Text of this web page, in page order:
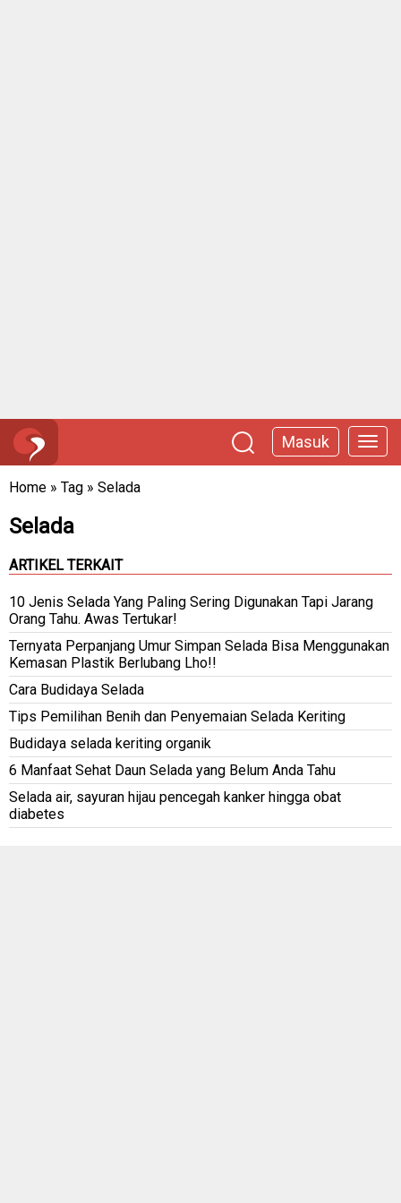
Masuk
Home » Tag » Selada
Selada
ARTIKEL TERKAIT
10 Jenis Selada Yang Paling Sering Digunakan Tapi Jarang
Orang Tahu. Awas Tertukar!
Ternyata Perpanjang Umur Simpan Selada Bisa Menggunakan
Kemasan Plastik Berlubang Lho!!
Cara Budidaya Selada
Tips Pemilihan Benih dan Penyemaian Selada Keriting
Budidaya selada keriting organik
6 Manfaat Sehat Daun Selada yang Belum Anda Tahu
Selada air, sayuran hijau pencegah kanker hingga obat
diabetes